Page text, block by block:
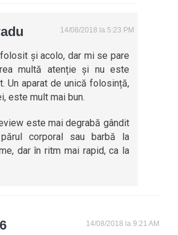
14/08/2018 la 5:23 PM
și acolo, dar mi se pare
multă atenție și nu este
Un aparat de unică folosință,
este mult mai bun.
este mai degrabă gândit
corporal sau barbă la
dar în ritm mai rapid, ca la
14/08/2018 la 9:21 AM